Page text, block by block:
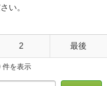
い。
2 最後
件を表示